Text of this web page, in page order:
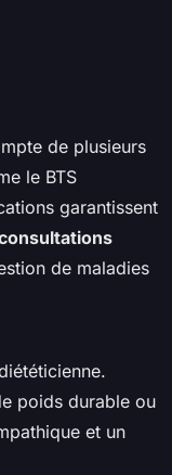
de plusieurs
le BTS
garantissent
de maladies
poids durable ou
et un